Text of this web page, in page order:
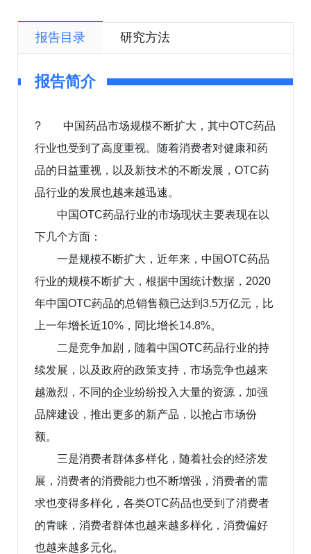
报告目录 研究方法
报告简介
? 中国药品市场规模不断扩大，其中OTC药品
行业也受到了高度重视。随着消费者对健康和药
品的日益重视，以及新技术的不断发展，OTC药
品行业的发展也越来越迅速。
中国OTC药品行业的市场现状主要表现在以
下几个方面：
一是规模不断扩大，近年来，中国OTC药品
行业的规模不断扩大，根据中国统计数据，2020
年中国OTC药品的总销售额已达到3.5万亿元，比
上一年增长近10%，同比增长14.8%。
二是竞争加剧，随着中国OTC药品行业的持
续发展，以及政府的政策支持，市场竞争也越来
越激烈，不同的企业纷纷投入大量的资源，加强
品牌建设，推出更多的新产品，以抢占市场份
额。
三是消费者群体多样化，随着社会的经济发
展，消费者的消费能力也不断增强，消费者的需
求也变得多样化，各类OTC药品也受到了消费者
的青睐，消费者群体也越来越多样化，消费偏好
也越来越多元化。